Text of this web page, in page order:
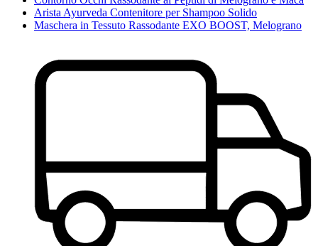
Arista Ayurveda Contenitore per Shampoo Solido
Maschera in Tessuto Rassodante EXO BOOST, Melograno